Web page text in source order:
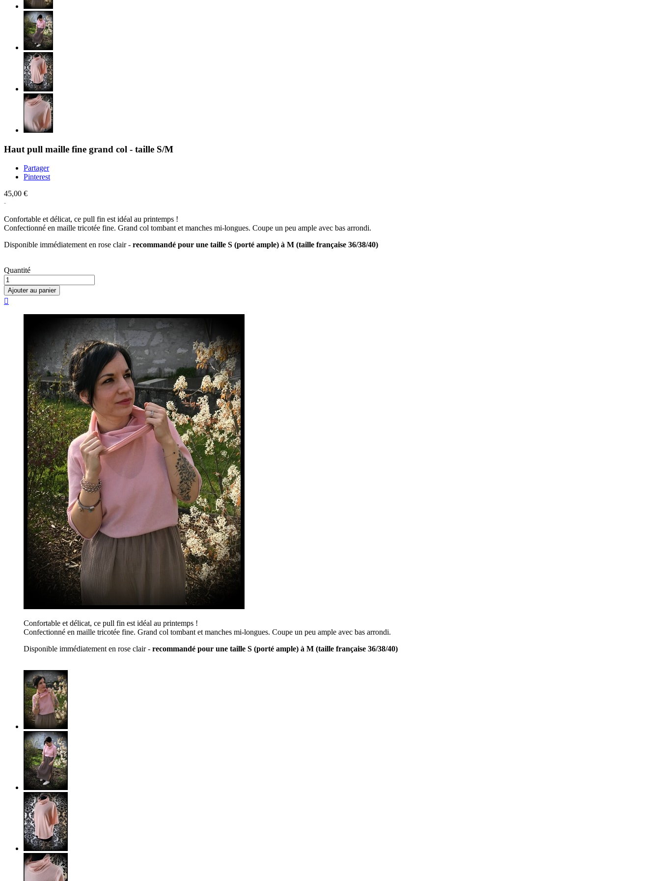
Haut pull maille fine grand col - taille S/M
Partager
Pinterest
45,00 €
Confortable et délicat, ce pull fin est idéal au printemps !
Confectionné en maille tricotée fine. Grand col tombant et manches mi-longues. Coupe un peu ample avec bas arrondi.
Disponible immédiatement en rose clair - recommandé pour une taille S (porté ample) à M (taille française 36/38/40)
Quantité
Ajouter au panier

Confortable et délicat, ce pull fin est idéal au printemps !
Confectionné en maille tricotée fine. Grand col tombant et manches mi-longues. Coupe un peu ample avec bas arrondi.
Disponible immédiatement en rose clair - recommandé pour une taille S (porté ample) à M (taille française 36/38/40)